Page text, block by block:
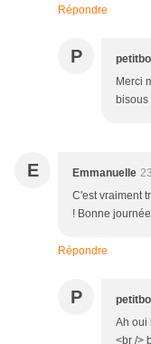
Répondre
P
Merci
bisous
E Emmanuelle
C'est vraiment
! Bonne
Répondre
P
Ah oui
<br />